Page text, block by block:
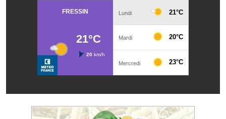
L'association des maires
L'office de tourisme
Le conseil départemental
Services publics intercommunaux